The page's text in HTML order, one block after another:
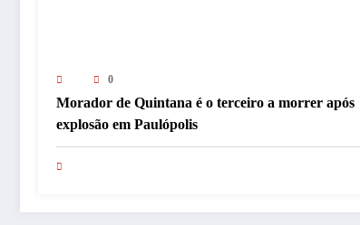
0
Morador de Quintana é o terceiro a morrer após
explosão em Paulópolis